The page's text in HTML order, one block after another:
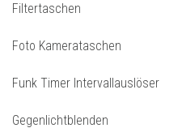
Graufilter
Lichtes
Filtertaschen
Foto Kamerataschen
Funk Timer Intervallauslöser
Gegenlichtblenden